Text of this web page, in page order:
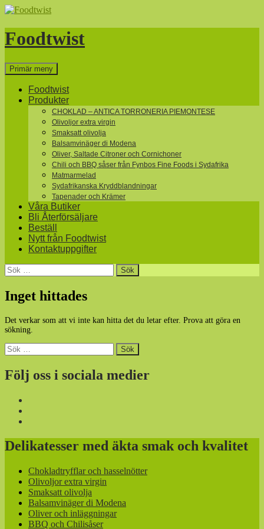
Hoppa
innehåll
Foodtwist
Sök
Primär meny
Foodtwist
Produkter
CHOKLAD – ANTICA TORRONERIA PIEMONTESE
Olivoljor extra virgin
Smaksatt olivolja
Balsamvinäger di Modena
Oliver, Saltade Citroner och Cornichoner
Chili och BBQ såser från Fynbos Fine Foods i Sydafrika
Matmarmelad
Sydafrikanska Kryddblandningar
Tapenader och Krämer
Våra Butiker
Bli Återförsäljare
Beställ
Nytt från Foodtwist
Kontaktuppgifter
Sök
efter:
Inget hittades
Det verkar som att vi inte kan hitta det du letar efter. Prova att göra en
sökning.
Sök
efter:
Följ oss i sociala medier
Delikatesser med äkta smak och kvalitet
Chokladtryfflar och hasselnötter
Olivoljor extra virgin
Smaksatt olivolja
Balsamvinäger di Modena
Oliver och inläggningar
BBQ och Chilisåser